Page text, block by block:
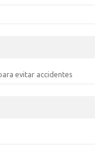
evitar accidentes